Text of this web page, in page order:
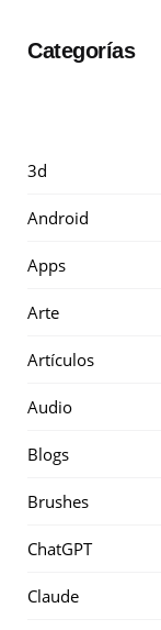
Categorías
3d
Android
Apps
Arte
Artículos
Audio
Blogs
Brushes
ChatGPT
Claude